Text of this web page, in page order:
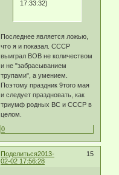
17:33:32)
Последнее является ложью,
что я и показал. СССР
выиграл ВОВ не количеством
и не "забрасыванием
трупами", а умением.
Поэтому праздник 9того мая
и следует праздновать, как
триумф родных ВС и СССР в
целом.
0
Поделиться 15
2013-
02-02 17:56:28